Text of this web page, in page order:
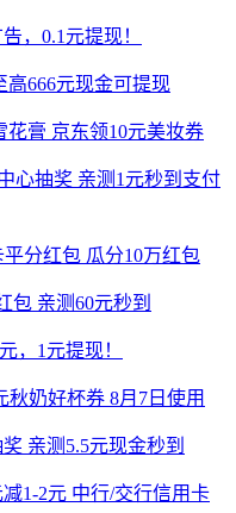
，0.1元提现！
666元现金可提现
花膏 京东领10元美妆券
心抽奖 亲测1元秒到支付
分红包 瓜分10万红包
包 亲测60元秒到
，1元提现！
秋奶好杯券 8月7日使用
亲测5.5元现金秒到
1-2元 中行/交行信用卡